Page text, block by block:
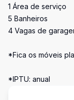
1 Área de serviço
5 Banheiros
4 Vagas de
*Fica os móveis
*IPTU: anual